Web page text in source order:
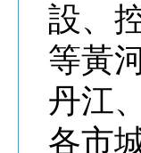
設、
等黃
丹江
各市